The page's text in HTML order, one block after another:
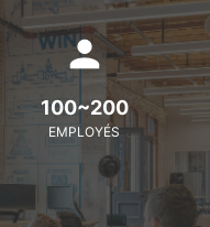
100~200
EMPLOYÉS